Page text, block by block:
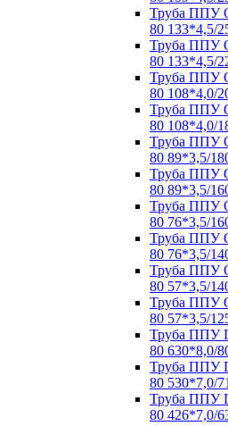
Труба ППУ
80 133*4,5/
Труба ППУ
80 133*4,5/
Труба ППУ
80 108*4,0/
Труба ППУ
80 108*4,0/
Труба ППУ
80 89*3,5/
Труба ППУ
80 89*3,5/
Труба ППУ
80 76*3,5/
Труба ППУ
80 76*3,5/
Труба ППУ
80 57*3,5/
Труба ППУ
80 57*3,5/
Труба ППУ
80 630*8,0/
Труба ППУ
80 530*7,0/
Труба ППУ
80 426*7,0/